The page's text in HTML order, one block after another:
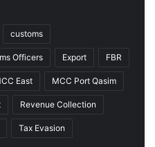
customs
Officers Export FBR
East MCC Port Qasim
Revenue Collection
Tax Evasion